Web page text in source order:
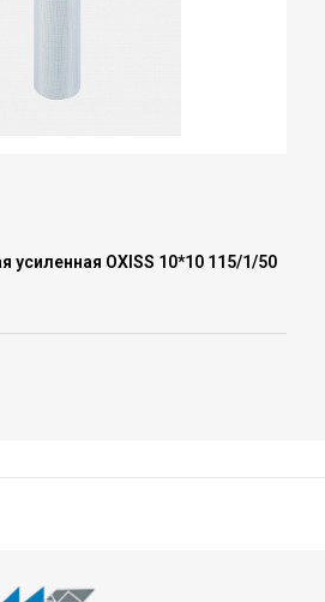
усиленная OXISS 10*10 115/1/50